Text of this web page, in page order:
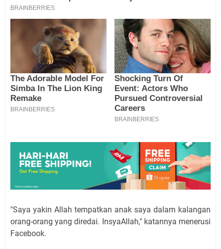
"Saya yakin Allah tempatkan anak saya dalam kalangan
orang-orang yang diredai. InsyaAllah," katannya menerusi
Facebook.